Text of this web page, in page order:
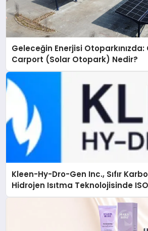
Geleceğin Enerjisi Otoparkınızda:
Carport (Solar Otopark) Nedir?
Kleen-Hy-Dro-Gen Inc., Sıfır
Hidrojen Isıtma Teknolojisinde
Düzenleyici Onaylarını Aldı